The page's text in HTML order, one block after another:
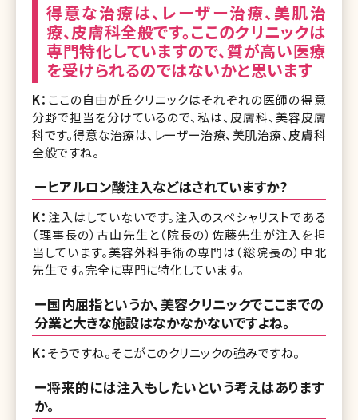
得意な治療は、レーザー治療、美肌治
療、皮膚科全般です。ここのクリニックは
専門特化していますので、質が高い医療
を受けられるのではないかと思います
K： ここの自由が丘クリニックはそれぞれの医師の得意
分野で担当を分けているので、私は、皮膚科、美容皮膚
科です。得意な治療は、レーザー治療、美肌治療、皮膚科
全般ですね。
ーヒアルロン酸注入などはされていますか?
K：注入はしていないです。注入のスペシャリストである
（理事長の）古山先生と（院長の）佐藤先生が注入を担
当しています。美容外科手術の専門は（総院長の）中北
先生です。完全に専門に特化しています。
ー国内屈指というか、美容クリニックでここまでの
分業と大きな施設はなかなかないですよね。
K：そうですね。そこがこのクリニックの強みですね。
ー将来的には注入もしたいという考えはあります
か。